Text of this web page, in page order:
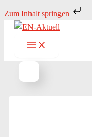
Zum Inhalt springen
Inhalt
springen